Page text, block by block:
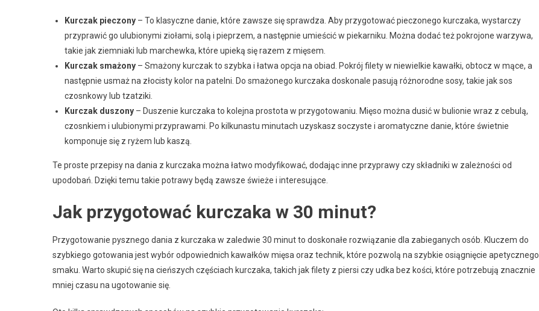
Kurczak pieczony – To klasyczne danie, które zawsze się sprawdza. Aby przygotować pieczonego kurczaka, wystarczy
przyprawić go ulubionymi ziołami, solą i pieprzem, a następnie umieścić w piekarniku. Można dodać też pokrojone warzywa,
takie jak ziemniaki lub marchewka, które upieką się razem z mięsem.
Kurczak smażony – Smażony kurczak to szybka i łatwa opcja na obiad. Pokrój filety w niewielkie kawałki, obtocz w mące, a
następnie usmaż na złocisty kolor na patelni. Do smażonego kurczaka doskonale pasują różnorodne sosy, takie jak sos
czosnkowy lub tzatziki.
Kurczak duszony – Duszenie kurczaka to kolejna prostota w przygotowaniu. Mięso można dusić w bulionie wraz z cebulą,
czosnkiem i ulubionymi przyprawami. Po kilkunastu minutach uzyskasz soczyste i aromatyczne danie, które świetnie
komponuje się z ryżem lub kaszą.
Te proste przepisy na dania z kurczaka można łatwo modyfikować, dodając inne przyprawy czy składniki w zależności od
upodobań. Dzięki temu takie potrawy będą zawsze świeże i interesujące.
Jak przygotować kurczaka w 30 minut?
Przygotowanie pysznego dania z kurczaka w zaledwie 30 minut to doskonałe rozwiązanie dla zabieganych osób. Kluczem do
szybkiego gotowania jest wybór odpowiednich kawałków mięsa oraz technik, które pozwolą na szybkie osiągnięcie apetycznego
smaku. Warto skupić się na cieńszych częściach kurczaka, takich jak filety z piersi czy udka bez kości, które potrzebują znacznie
mniej czasu na ugotowanie się.